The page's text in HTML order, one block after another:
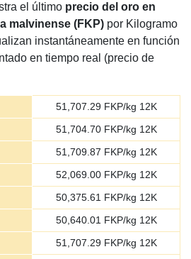
el último precio del oro en
malvinense (FKP) por Kilogramo
instantáneamente en función
en tiempo real (precio de
51,707.29FKP/kg 12K
51,704.70FKP/kg 12K
51,709.87 FKP/kg 12K
52,069.00FKP/kg 12K
50,375.61 FKP/kg 12K
50,640.01 FKP/kg 12K
51,707.29FKP/kg 12K